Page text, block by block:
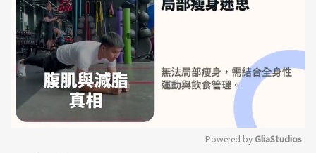
Powered by GliaStudios